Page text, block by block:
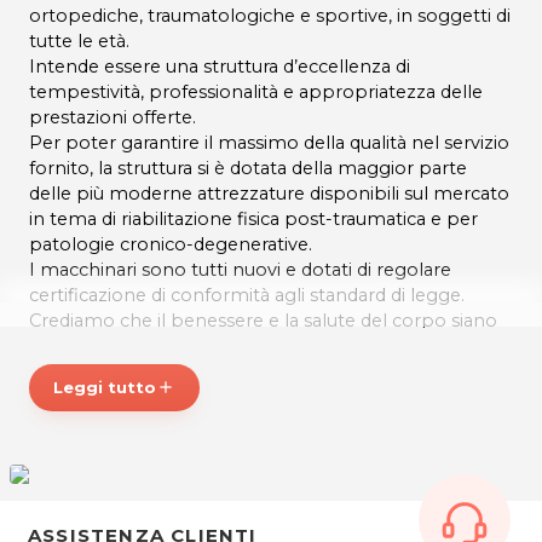
ortopediche, traumatologiche e sportive, in soggetti di
tutte le età.
Intende essere una struttura d’eccellenza di
tempestività, professionalità e appropriatezza delle
prestazioni offerte.
Per poter garantire il massimo della qualità nel servizio
fornito, la struttura si è dotata della maggior parte
delle più moderne attrezzature disponibili sul mercato
in tema di riabilitazione fisica post-traumatica e per
patologie cronico-degenerative.
I macchinari sono tutti nuovi e dotati di regolare
certificazione di conformità agli standard di legge.
Crediamo che il benessere e la salute del corpo siano
Con questo fine quotidianamente lavoriamo attraverso
la scienza, la ricerca e l’innovazione.
Fisiomedikal si avvale della collaborazione di vari medici
Leggi tutto add
ASSISTENZA CLIENTI